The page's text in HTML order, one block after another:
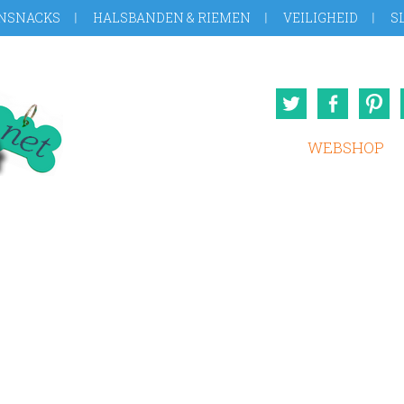
HALSBANDEN & RIEMEN VEILIGHEID
Twitter
WEBSHOP